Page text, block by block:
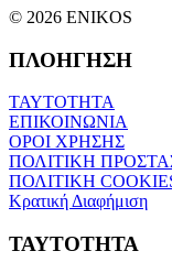
© 2026 ENIKOS
ΠΛΟΗΓΗΣΗ
ΤΑΥΤΟΤΗΤΑ
ΕΠΙΚΟΙΝΩΝΙΑ
ΟΡΟΙ ΧΡΗΣΗΣ
ΠΟΛΙΤΙΚΗ
ΠΟΛΙΤΙΚΗ
Κρατική Διαφήμιση
ΤΑΥΤΟΤΗΤΑ